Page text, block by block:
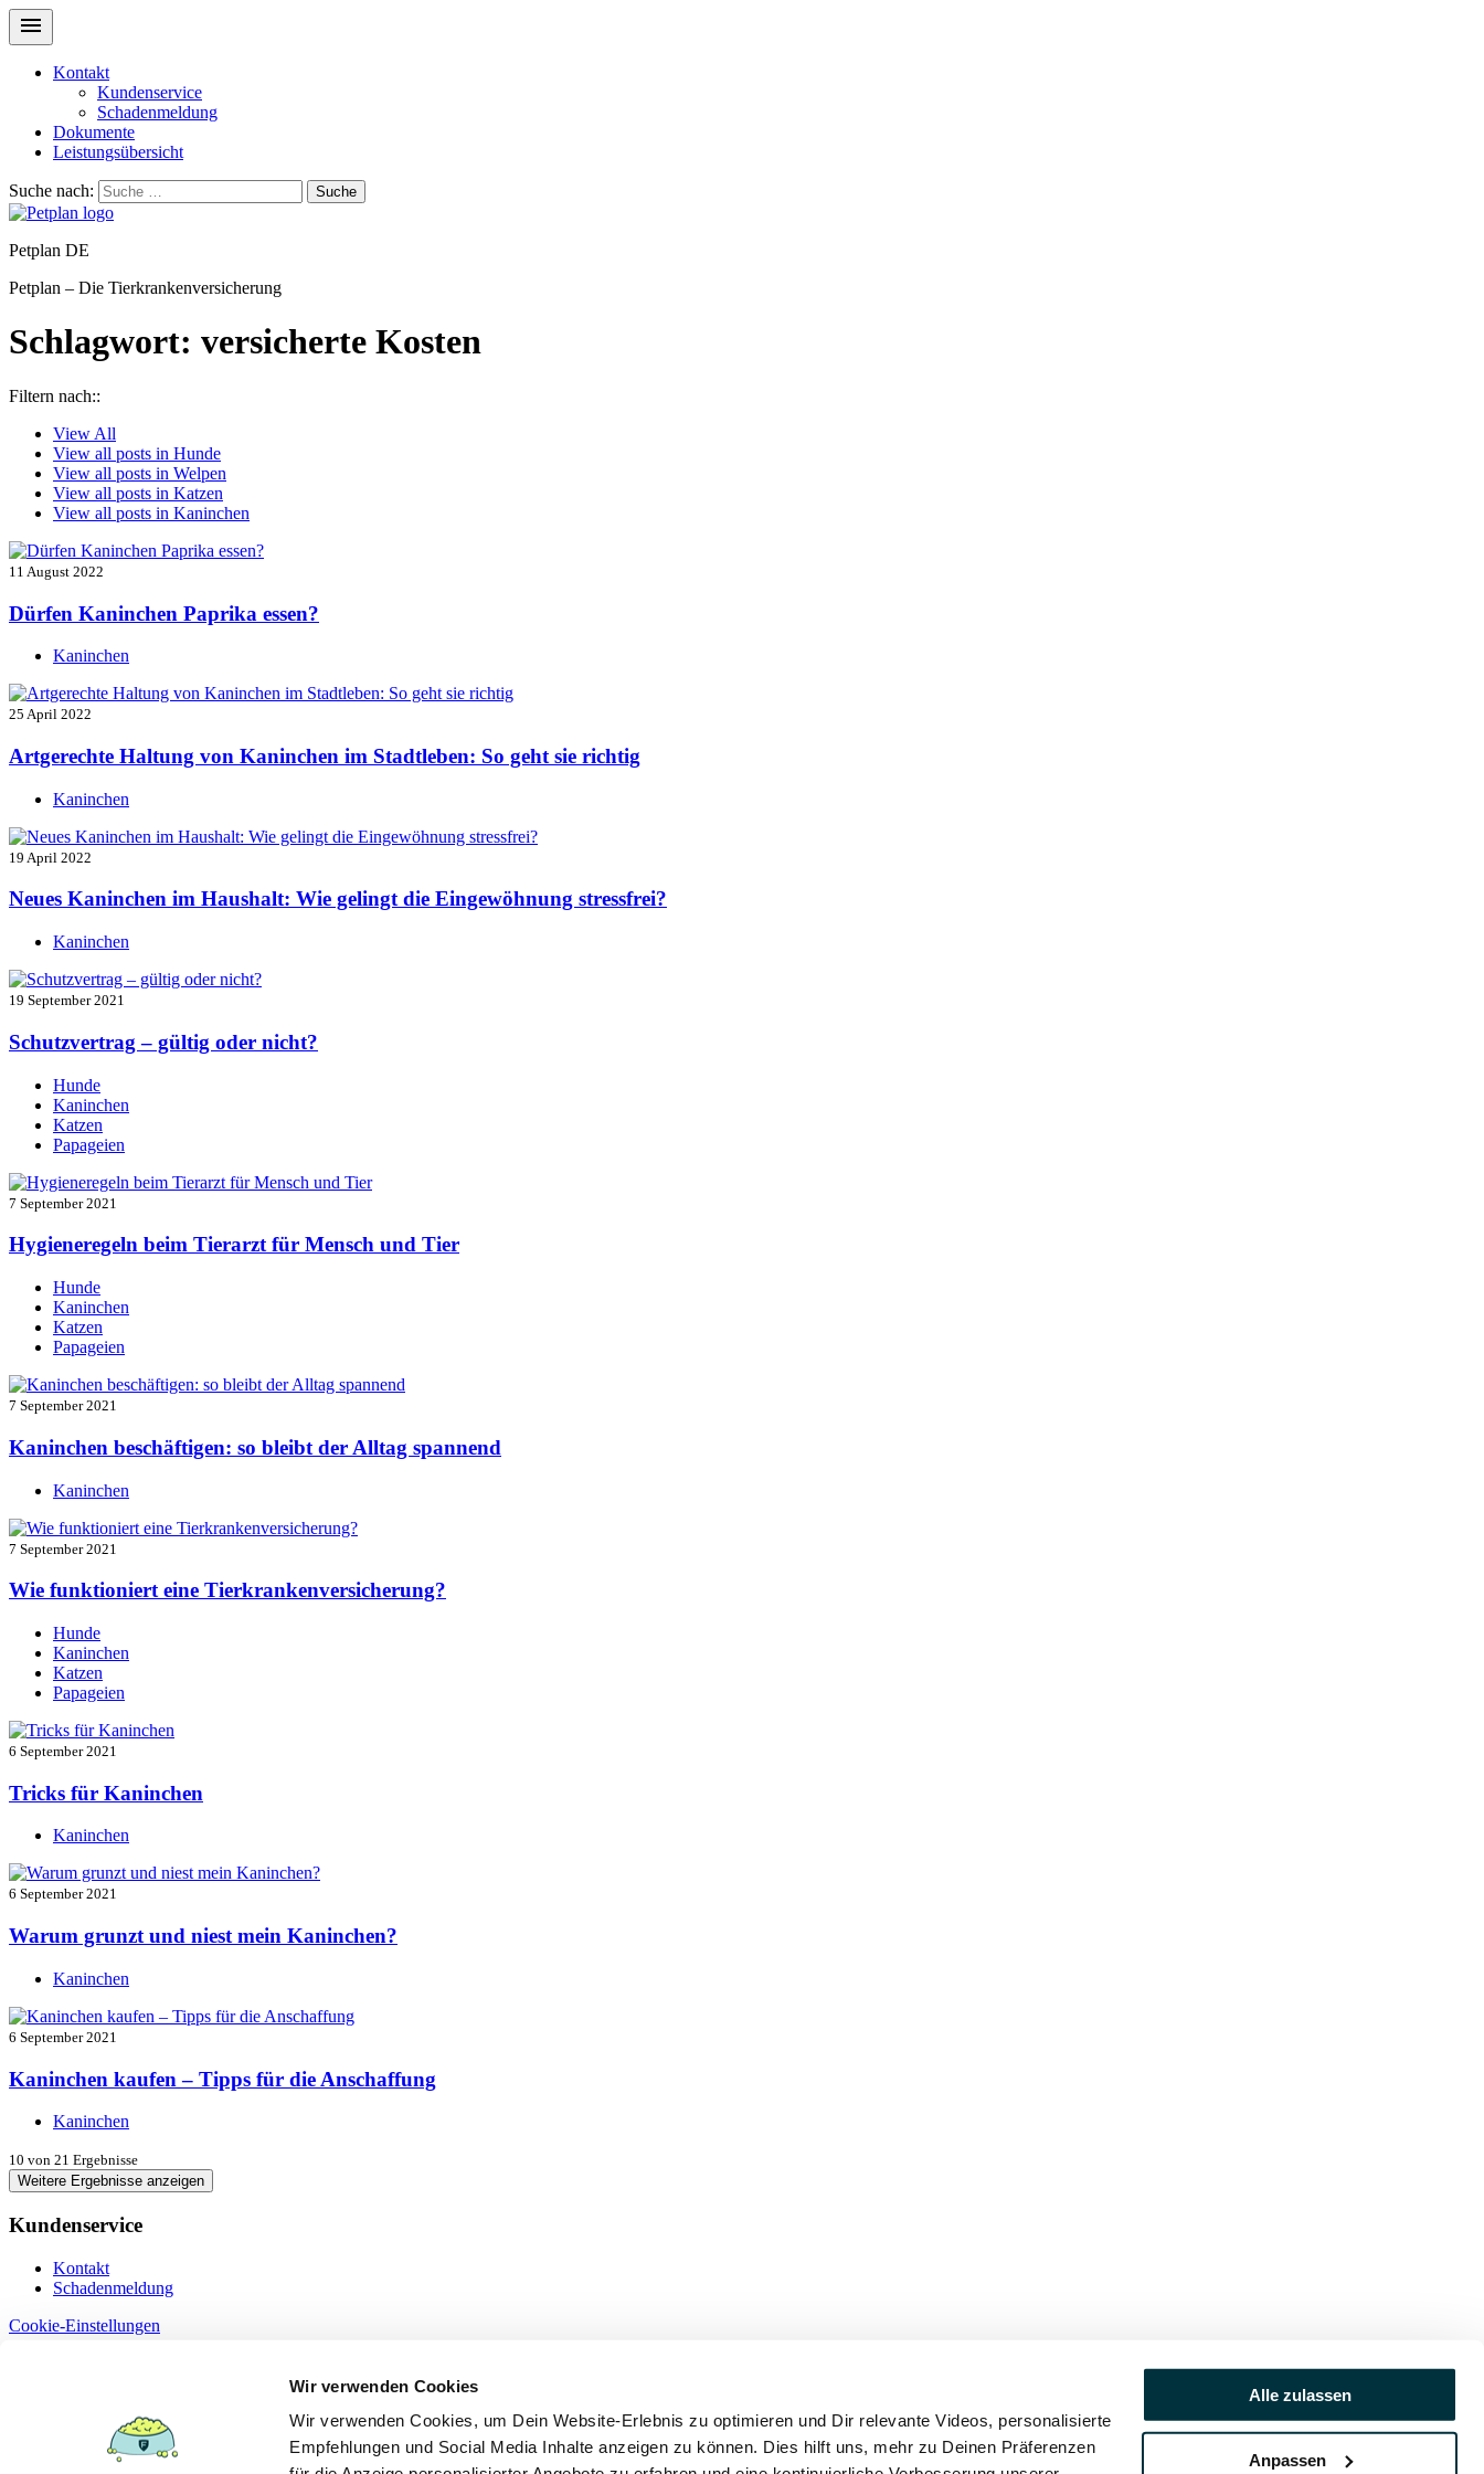
Wir verwenden Cookies
Wir verwenden Cookies, um Dein Website-Erlebnis zu optimieren und Dir relevante Videos, personalisierte
Empfehlungen und Social Media Inhalte anzeigen zu können. Dies hilft uns, mehr zu Deinen Präferenzen
Alle zulassen
Anpassen
Kontakt
Kundenservice
Schadenmeldung
Dokumente
Leistungsübersicht
Suche nach: Suche
Petplan DE
Petplan – Die Tierkrankenversicherung
Schlagwort: versicherte Kosten
Filtern nach::
View All
View all posts in Hunde
View all posts in Welpen
View all posts in Katzen
View all posts in Kaninchen
11 August 2022
Dürfen Kaninchen Paprika essen?
Kaninchen
25 April 2022
Artgerechte Haltung von Kaninchen im Stadtleben: So geht sie richtig
Kaninchen
19 April 2022
Neues Kaninchen im Haushalt: Wie gelingt die Eingewöhnung stressfrei?
Kaninchen
19 September 2021
Schutzvertrag – gültig oder nicht?
Hunde
Kaninchen
Katzen
Papageien
7 September 2021
Hygieneregeln beim Tierarzt für Mensch und Tier
Hunde
Kaninchen
Katzen
Papageien
7 September 2021
Kaninchen beschäftigen: so bleibt der Alltag spannend
Kaninchen
7 September 2021
Wie funktioniert eine Tierkrankenversicherung?
Hunde
Kaninchen
Katzen
Papageien
6 September 2021
Tricks für Kaninchen
Kaninchen
6 September 2021
Warum grunzt und niest mein Kaninchen?
Kaninchen
6 September 2021
Kaninchen kaufen – Tipps für die Anschaffung
Kaninchen
10 von 21 Ergebnisse
Weitere Ergebnisse anzeigen
Kundenservice
Kontakt
Schadenmeldung
Cookie-Einstellungen
Datenschutz
Erstinformation §15